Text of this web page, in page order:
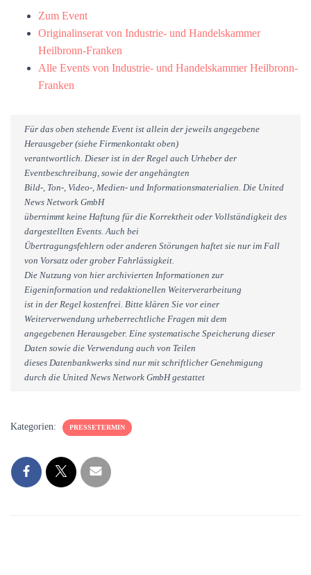
Zum Event
Originalinserat von Industrie- und Handelskammer
Heilbronn-Franken
Alle Events von Industrie- und Handelskammer Heilbronn-
Franken
Für das oben stehende Event ist allein der jeweils angegebene
Herausgeber (siehe Firmenkontakt oben)
verantwortlich. Dieser ist in der Regel auch Urheber der
Eventbeschreibung, sowie der angehängten
Bild-, Ton-, Video-, Medien- und Informationsmaterialien. Die United
News Network GmbH
übernimmt keine Haftung für die Korrektheit oder Vollständigkeit des
dargestellten Events. Auch bei
Übertragungsfehlern oder anderen Störungen haftet sie nur im Fall
von Vorsatz oder grober Fahrlässigkeit.
Die Nutzung von hier archivierten Informationen zur
Eigeninformation und redaktionellen Weiterverarbeitung
ist in der Regel kostenfrei. Bitte klären Sie vor einer
Weiterverwendung urheberrechtliche Fragen mit dem
angegebenen Herausgeber. Eine systematische Speicherung dieser
Daten sowie die Verwendung auch von Teilen
dieses Datenbankwerks sind nur mit schriftlicher Genehmigung
durch die United News Network GmbH gestattet
Kategorien: PRESSETERMIN